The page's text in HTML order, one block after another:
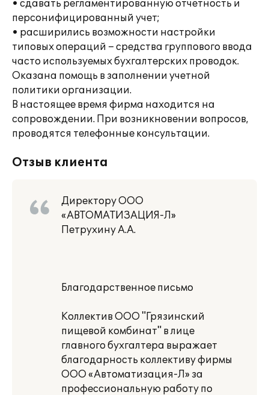
• сдавать регламентированную отчетность и
персонифицированный учет;
• расширились возможности настройки
типовых операций – средства группового ввода
часто используемых бухгалтерских проводок.
Оказана помощь в заполнении учетной
политики организации.
В настоящее время фирма находится на
сопровождении. При возникновении вопросов,
проводятся телефонные консультации.
Отзыв клиента
Директору ООО
«АВТОМАТИЗАЦИЯ-Л»
Петрухину А.А.
Благодарственное письмо
Коллектив ООО "Грязинский
пищевой комбинат" в лице
главного бухгалтера выражает
благодарность коллективу фирмы
ООО «Автоматизация-Л» за
профессиональную работу по